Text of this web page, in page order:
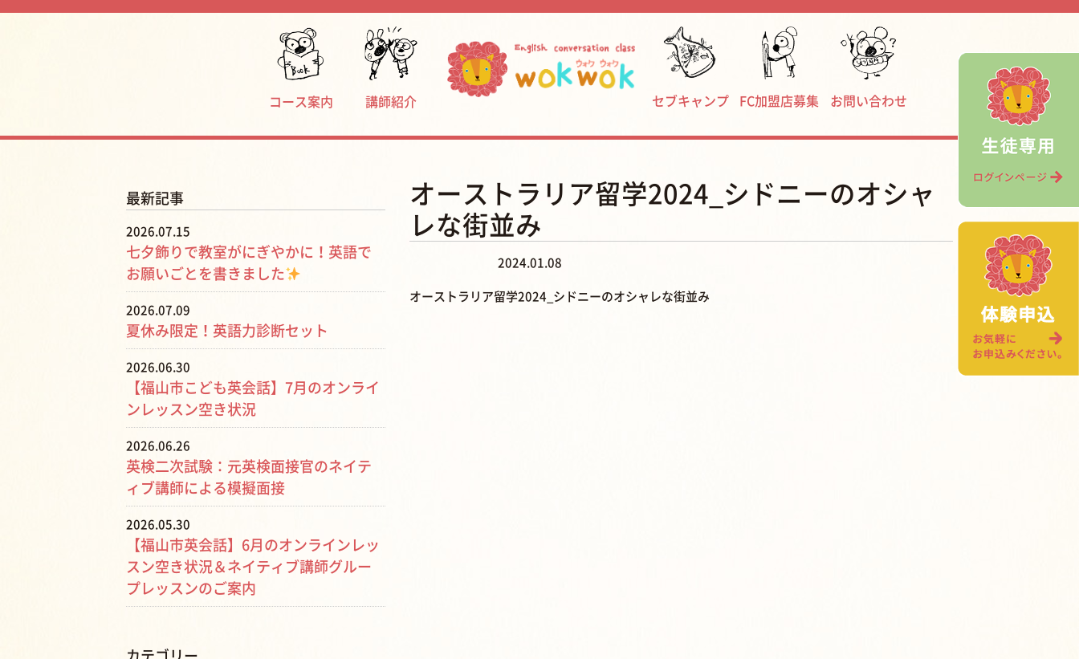
コース案内 講師紹介 セブキャンプ FC加盟店募集 お問い合わせ
オーストラリア留学2024_シドニーのオシャ
レな街並み
2024.01.08
オーストラリア留学2024_シドニーのオシャレな街並み
最新記事
2026.07.15
七夕飾りで教室がにぎやかに！英語で
お願いごとを書きました
2026.07.09
夏休み限定！英語力診断セット
2026.06.30
【福山市こども英会話】7月のオンライ
ンレッスン空き状況
2026.06.26
英検二次試験：元英検面接官のネイテ
ィブ講師による模擬面接
2026.05.30
【福山市英会話】6月のオンラインレッ
スン空き状況＆ネイティブ講師グルー
プレッスンのご案内
カテゴリー